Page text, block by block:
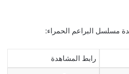
مسلسل البراعم الحمراء:
رابط المشاهدة